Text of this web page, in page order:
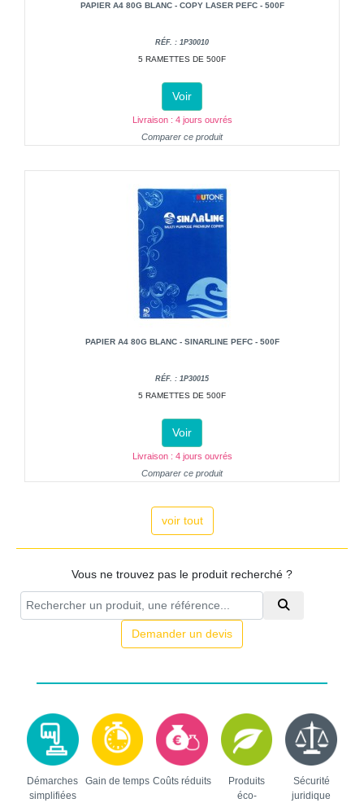
PAPIER A4 80G BLANC - COPY LASER PEFC - 500F
RÉF. : 1P30010
5 RAMETTES DE 500F
Voir
Livraison : 4 jours ouvrés
Comparer ce produit
PAPIER A4 80G BLANC - SINARLINE PEFC - 500F
RÉF. : 1P30015
5 RAMETTES DE 500F
Voir
Livraison : 4 jours ouvrés
Comparer ce produit
voir tout
Vous ne trouvez pas le produit recherché ?
Demander un devis
Démarches
simplifiées
Gain de temps Coûts réduits
Produits
éco-
Sécurité
juridique